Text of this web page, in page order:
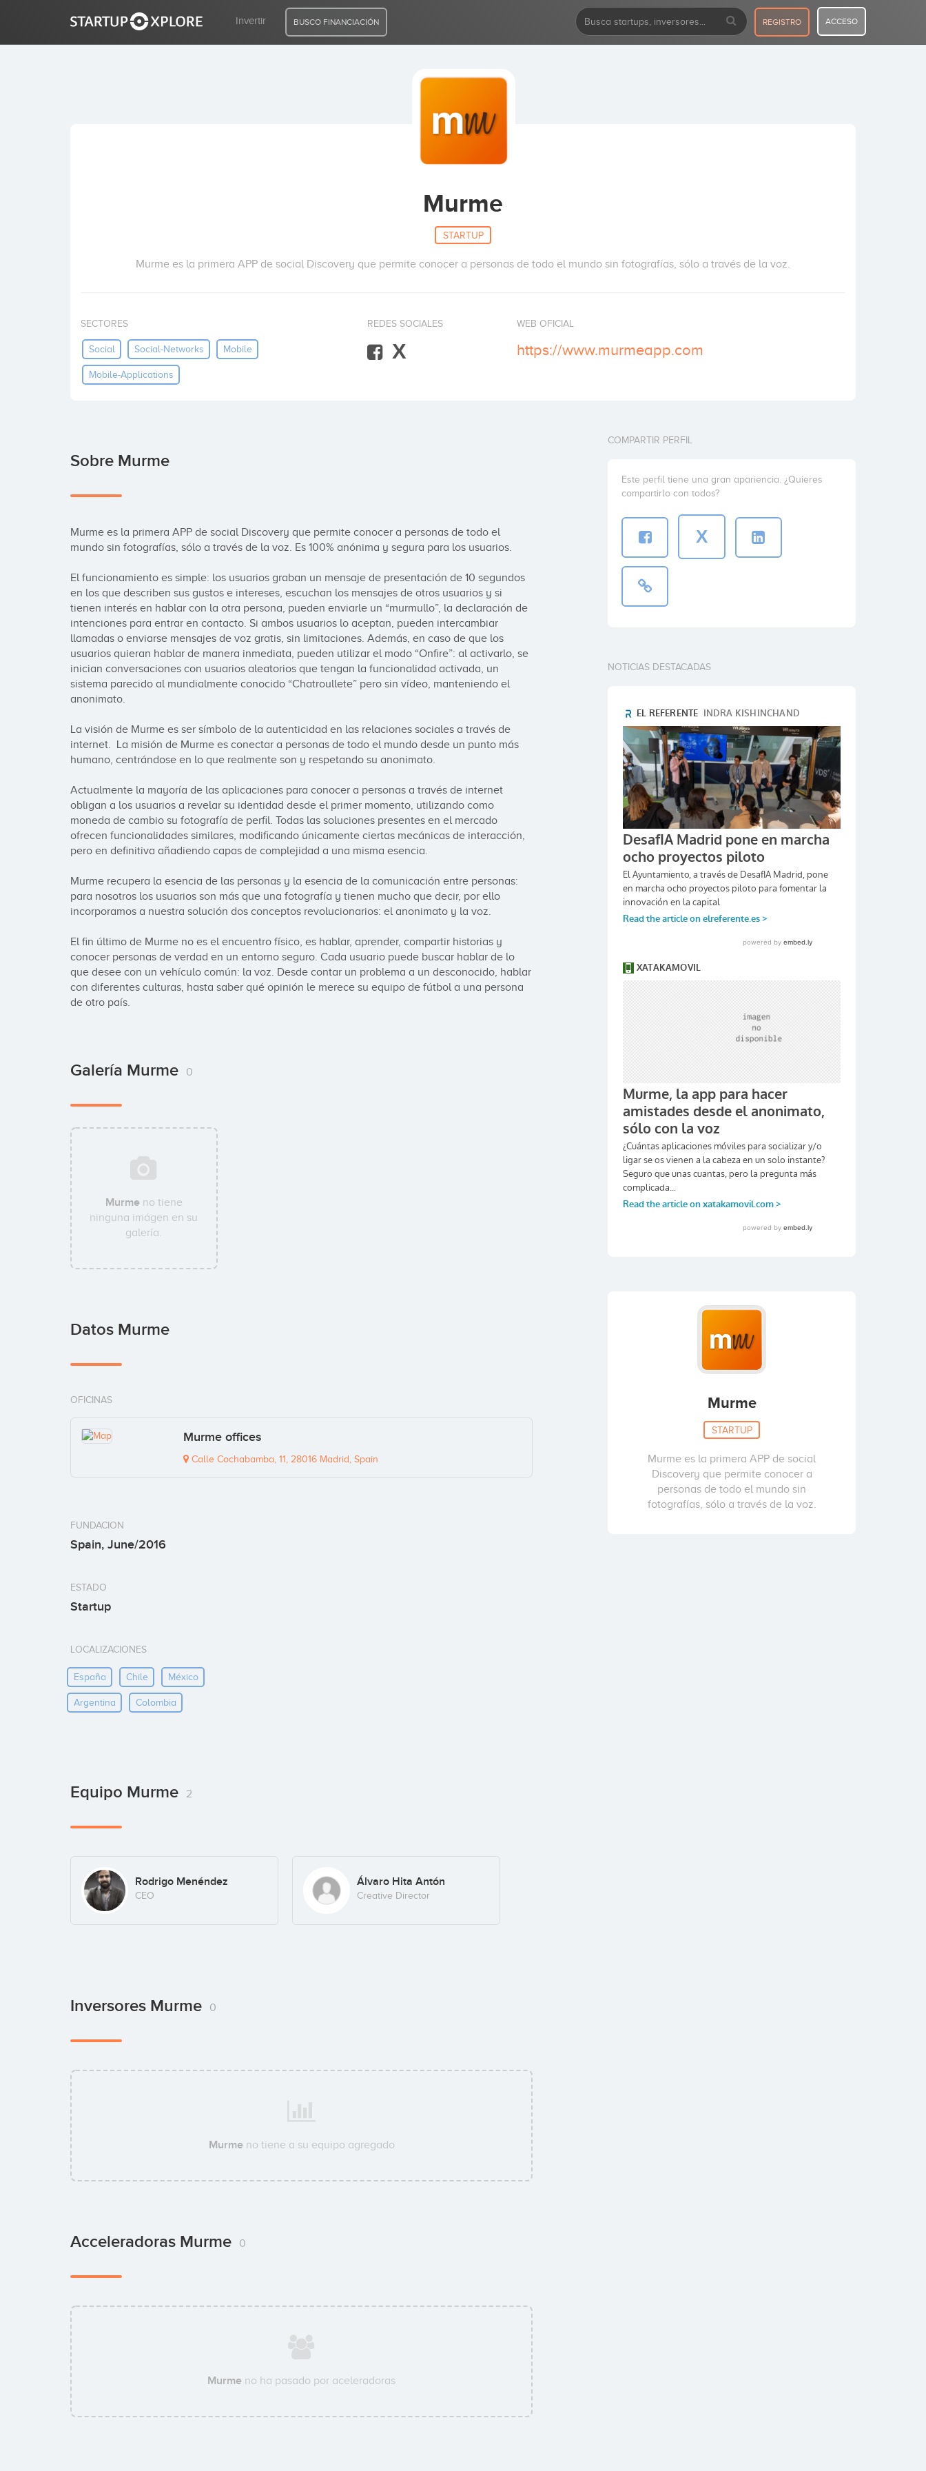
Invertir BUSCO FINANCIACIÓN REGISTRO ACCESO
Murme
STARTUP
Murme es la primera APP de social Discovery que permite conocer a personas de todo el mundo sin fotografías, sólo a través de la voz.
SECTORES
Social Social-Networks Mobile
Mobile-Applications
REDES SOCIALES
X
WEB OFICIAL
https://www.murmeapp.com
Sobre Murme
Murme es la primera APP de social Discovery que permite conocer a personas de todo el
mundo sin fotografías, sólo a través de la voz. Es 100% anónima y segura para los usuarios.
El funcionamiento es simple: los usuarios graban un mensaje de presentación de 10 segundos
en los que describen sus gustos e intereses, escuchan los mensajes de otros usuarios y si
tienen interés en hablar con la otra persona, pueden enviarle un “murmullo”, la declaración de
intenciones para entrar en contacto. Si ambos usuarios lo aceptan, pueden intercambiar
llamadas o enviarse mensajes de voz gratis, sin limitaciones. Además, en caso de que los
usuarios quieran hablar de manera inmediata, pueden utilizar el modo “Onfire”: al activarlo, se
inician conversaciones con usuarios aleatorios que tengan la funcionalidad activada, un
sistema parecido al mundialmente conocido “Chatroullete” pero sin vídeo, manteniendo el
anonimato.
La visión de Murme es ser símbolo de la autenticidad en las relaciones sociales a través de
internet.  La misión de Murme es conectar a personas de todo el mundo desde un punto más
humano, centrándose en lo que realmente son y respetando su anonimato.
Actualmente la mayoría de las aplicaciones para conocer a personas a través de internet
obligan a los usuarios a revelar su identidad desde el primer momento, utilizando como
moneda de cambio su fotografía de perfil. Todas las soluciones presentes en el mercado
ofrecen funcionalidades similares, modificando únicamente ciertas mecánicas de interacción,
pero en definitiva añadiendo capas de complejidad a una misma esencia.
Murme recupera la esencia de las personas y la esencia de la comunicación entre personas:
para nosotros los usuarios son más que una fotografía y tienen mucho que decir, por ello
incorporamos a nuestra solución dos conceptos revolucionarios: el anonimato y la voz.
El fin último de Murme no es el encuentro físico, es hablar, aprender, compartir historias y
conocer personas de verdad en un entorno seguro. Cada usuario puede buscar hablar de lo
que desee con un vehículo común: la voz. Desde contar un problema a un desconocido, hablar
con diferentes culturas, hasta saber qué opinión le merece su equipo de fútbol a una persona
de otro país.
Galería Murme 0
Murmeno tiene
ninguna imágen en su
galería.
Datos Murme
OFICINAS
Murme offices
Calle Cochabamba, 11, 28016 Madrid, Spain
FUNDACION
Spain, June/2016
ESTADO
Startup
LOCALIZACIONES
España Chile México
Argentina Colombia
Equipo Murme 2
Rodrigo Menéndez
CEO
Álvaro Hita Antón
Creative Director
Inversores Murme 0
Murmeno tiene a su equipo agregado
Acceleradoras Murme 0
Murme no ha pasado por aceleradoras
COMPARTIR PERFIL
Este perfil tiene una gran apariencia. ¿Quieres
compartirlo con todos?
X
NOTICIAS DESTACADAS
Murme
STARTUP
Murme es la primera APP de social
Discovery que permite conocer a
personas de todo el mundo sin
fotografías, sólo a través de la voz.